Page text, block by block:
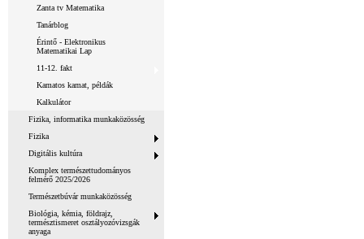
Zanta tv Matematika
Tanárblog
Érintő - Elektronikus
Matematikai Lap
11-12. fakt
Kamatos kamat, példák
Kalkulátor
Fizika, informatika munkaközösség
Fizika
Digitális kultúra
Komplex természettudományos
felmérő 2025/2026
Természetbúvár munkaközösség
Biológia, kémia, földrajz,
természtismeret osztályozóvizsgák
anyaga